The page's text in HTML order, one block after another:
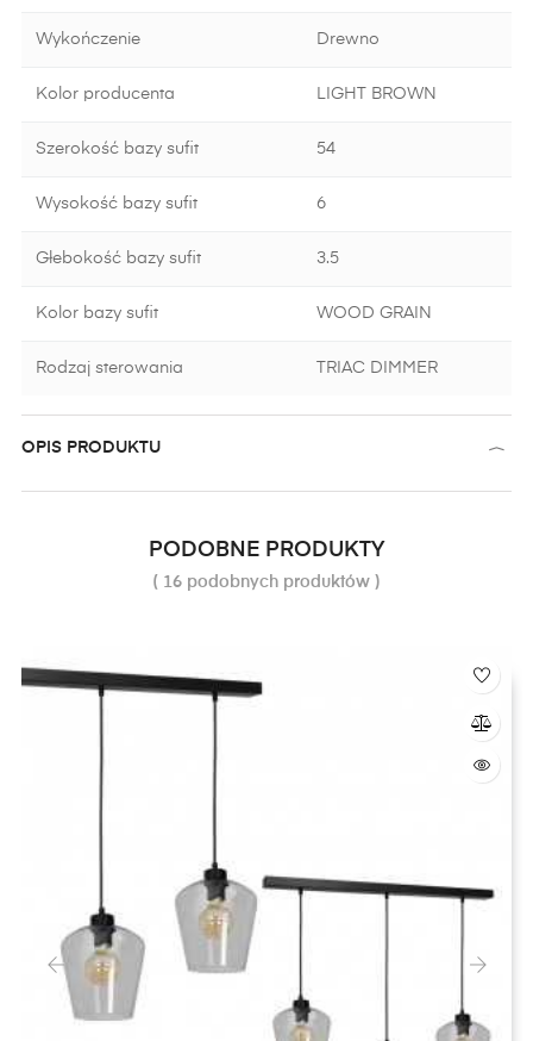
Wykończenie Drewno
Kolor producenta LIGHT BROWN
Szerokość bazy sufit 54
Wysokość bazy sufit 6
Głebokość bazy sufit 3.5
Kolor bazy sufit WOOD GRAIN
Rodzaj sterowania TRIAC DIMMER
OPIS PRODUKTU
PODOBNE PRODUKTY
( 16 podobnych produktów )